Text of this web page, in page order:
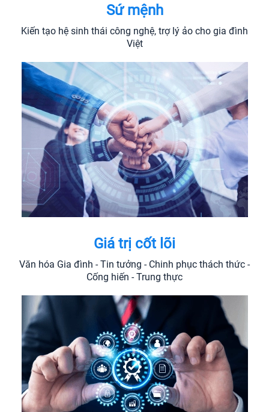
Sứ mệnh
Kiến tạo hệ sinh thái công nghệ, trợ lý ảo cho gia đình
Việt
Giá trị cốt lõi
Văn hóa Gia đình - Tin tưởng - Chinh phục thách thức -
Cống hiến - Trung thực